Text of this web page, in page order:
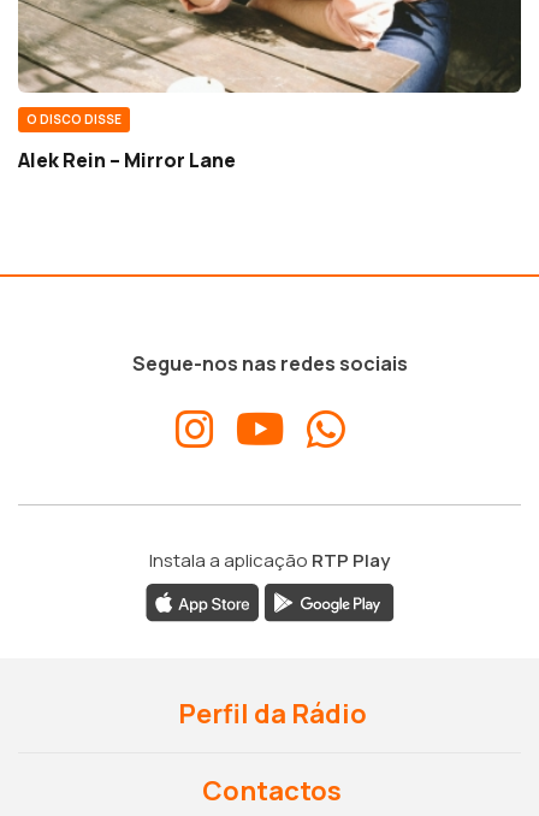
O DISCO DISSE
Alek Rein – Mirror Lane
Segue-nos nas redes sociais
Instala a aplicação RTP Play
Perfil da Rádio
Contactos